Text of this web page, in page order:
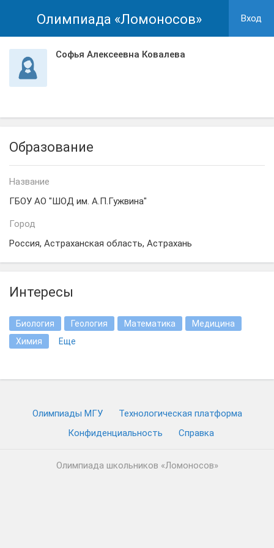
Олимпиада «Ломоносов» Вход
Софья Алексеевна Ковалева
Образование
Название
ГБОУ АО "ШОД им. А.П.Гужвина"
Город
Россия, Астраханская область, Астрахань
Интересы
Биология Геология Математика
Медицина
Химия
Еще
Олимпиады МГУ
Технологическая платформа
Конфиденциальность
Cправка
Олимпиада школьников «Ломоносов»